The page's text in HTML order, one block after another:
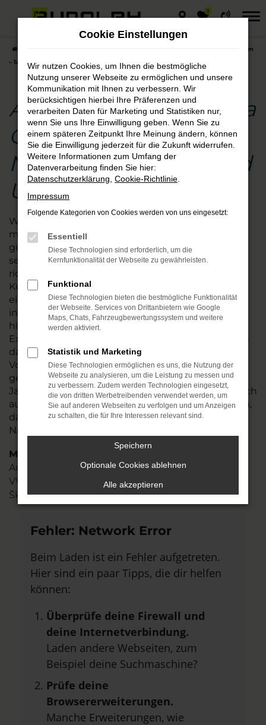
Zum
0
Audi A3 Neuwagen
– 1a Qualität für Fahrten in Naumburg (Saale) und Umgebung
Audi A3 Neuwagen – 1a
Qualität für Fahrten in
Naumburg (Saale) und
Umgebung
Wer beim Autokauf auf der sicheren Seite sein
möchte, steigt in einen Audi A3 Neuwagen zum
günstigen Preis. Wir vom Autohaus Rudolph sind
seit vielen Jahren auf diese Marke spezialisiert und
richten uns ausdrücklich auch an unsere
Kundschaft in Naumburg (Saale). Der Vorteil, den
ein Audi A3 Neuwagen bietet, liegt in der
individuellen Ausstattung und der freien Auswahl
hinsichtlich Motorisierung, Lackierung und aller
Extras. Wir nennen es „Konfigurieren“ und meinen
damit, dass Sie exakt das Auto erhalten, das Ihren
Vorstellungen entspricht. Dabei beraten wir Sie
gern und bringen das Fachwissen aus mehr als 45
Jahren in der Automobilbranche ein. Freuen Sie sich
auf ein gut geschultes und hoch motiviertes Team,
das genau weiß, worauf es bei der Mobilität in
Naumburg (Saale) ankommt
Marken
Audi
VW
Škoda
Fehler: Network Error
Beim Laden ist ein Fehler aufgetreten.
Hier sind ein paar Tipps, die dir helfen
können:
Überprüfe deine Firewall und
deine Internetverbindung.
Laden andere Webseiten, zum
Beispiel deine Suchmaschine?
Prüfe deine
Browsererweiterungen.
Manche Erweiterungen, wie
Cookie Einstellungen
Wir nutzen Cookies, um Ihnen die bestmögliche
Nutzung unserer Webseite zu ermöglichen und unsere
Kommunikation mit Ihnen zu verbessern. Wir
berücksichtigen hierbei Ihre Präferenzen und
verarbeiten Daten für Marketing und Statistiken nur,
wenn Sie uns Ihre Einwilligung geben. Wenn Sie zu
einem späteren Zeitpunkt Ihre Meinung ändern, können
Sie die Einwilligung jederzeit für die Zukunft widerrufen.
Weitere Informationen zum Umfang der
Datenverarbeitung finden Sie hier:
Datenschutzerklärung Cookie-Richtlinie
Impressum
Folgende Kategorien von Cookies werden von uns eingesetzt:
Essentiell
Diese Technologien sind erforderlich, um die
Kernfunktionalität der Webseite zu gewährleisten.
Funktional
Diese Technologien bieten die bestmögliche Funktionalität
der Webseite. Services von Drittanbietern wie Google
Maps, Chats, Fahrzeugbewertungssystem und weitere
werden aktiviert.
Statistik und Marketing
Diese Technologien ermöglichen es uns, die Nutzung der
Webseite zu analysieren, um die Leistung zu messen und
zu verbessern. Zudem werden Technologien eingesetzt,
die von dritten Werbetreibenden verwendet werden, um
Sie auf anderen Webseiten zu verfolgen und um Anzeigen
zu schalten, die für Ihre Interessen relevant sind.
Speichern
Optionale Cookies ablehnen
Alle akzeptieren